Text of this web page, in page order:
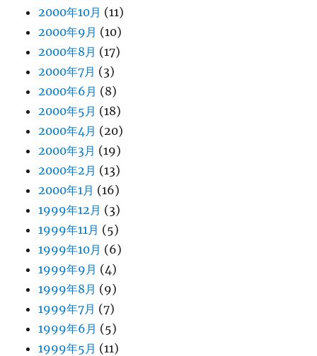
2000年10月 (11)
2000年9月 (10)
2000年8月 (17)
2000年7月 (3)
2000年6月 (8)
2000年5月 (18)
2000年4月 (20)
2000年3月 (19)
2000年2月 (13)
2000年1月 (16)
1999年12月 (3)
1999年11月 (5)
1999年10月 (6)
1999年9月 (4)
1999年8月 (9)
1999年7月 (7)
1999年6月 (5)
1999年5月 (11)